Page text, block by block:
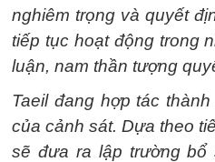
nghiêm trọng và quyết
tiếp tục hoạt động trong
luận, nam thần tượng
Taeil đang hợp tác
của cảnh sát. Dựa theo
sẽ đưa ra lập trường bổ